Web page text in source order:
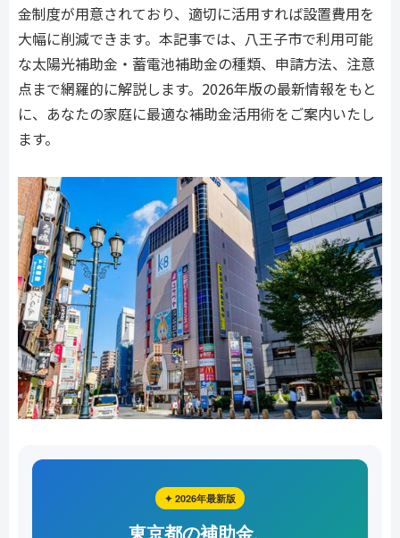
金制度が用意されており、適切に活用すれば設置費用を
大幅に削減できます。本記事では、八王子市で利用可能
な太陽光補助金・蓄電池補助金の種類、申請方法、注意
点まで網羅的に解説します。2026年版の最新情報をもと
に、あなたの家庭に最適な補助金活用術をご案内いたし
ます。
✦ 2026年最新版
東京都の補助金、